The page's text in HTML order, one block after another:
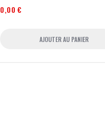
0,00 €
AJOUTER AU PANIER